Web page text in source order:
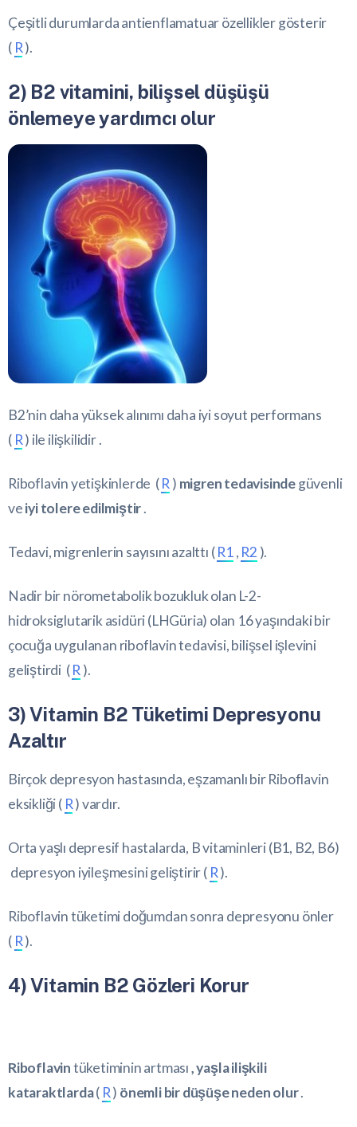
Çeşitli durumlarda antienflamatuar özellikler gösterir
( R).
2) B2 vitamini, bilişsel düşüşü
önlemeye yardımcı olur
B2’nin daha yüksek alınımı daha iyi soyut performans
( R) ile ilişkilidir .
Riboflavin yetişkinlerde (R) migren tedavisindegüvenli
veiyi tolere edilmiştir.
Tedavi, migrenlerin sayısını azalttı (R1, R2 ).
Nadir bir nörometabolik bozukluk olan L-2-
hidroksiglutarik asidüri (LHGüria) olan 16 yaşındaki bir
çocuğa uygulanan riboflavin tedavisi, bilişsel işlevini
geliştirdi (R).
3) Vitamin B2 Tüketimi Depresyonu
Azaltır
Birçok depresyon hastasında, eşzamanlı bir Riboflavin
eksikliği ( R) vardır.
Orta yaşlı depresif hastalarda, B vitaminleri (B1, B2, B6)
depresyon iyileşmesini geliştirir ( R).
Riboflavin tüketimi doğumdan sonra depresyonu önler
( R).
4) Vitamin B2 Gözleri Korur
Riboflavintüketiminin artması, yaşla ilişkili
kataraktlarda( R) önemli bir düşüşe neden olur.